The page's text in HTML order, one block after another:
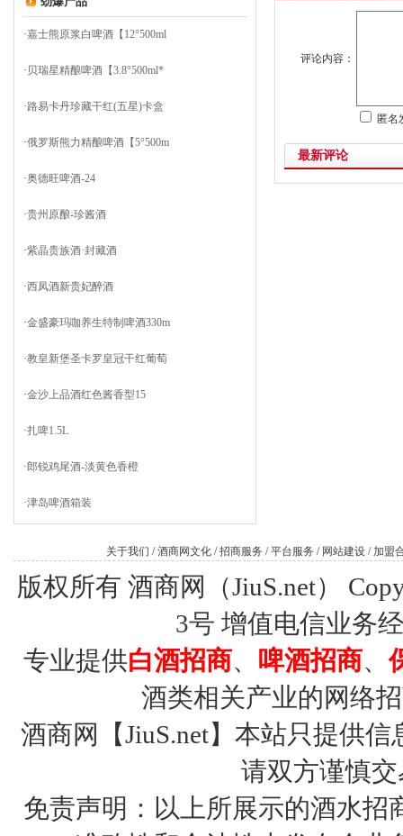
·嘉士熊原浆白啤酒【12°500ml
· 贝瑞星精酿啤酒【3.8°500ml*
·路易卡丹珍藏干红(五星)卡盒
·俄罗斯熊力精酿啤酒【5°500m
·奥德旺啤酒-24
·贵州原酿-珍酱酒
·紫晶贵族酒·封藏酒
·西凤酒新贵妃醉酒
·金盛豪玛咖养生特制啤酒330m
·教皇新堡圣卡罗皇冠干红葡萄
·金沙上品酒红色酱香型15
·扎啤1.5L
·郎锐鸡尾酒-淡黄色香橙
·津岛啤酒箱装
评论内容：
匿
最新评论
关于我们 /酒商网文化 /招商服务 /平台服务 / 网站建设 /加盟
版权所有 酒商网（JiuS.net）
3号 增值电信业务
专业提供白酒招商、 啤酒招商、
酒类相关产业的网络
酒商网【JiuS.net】本站只提供
请双方谨慎
免责声明：以上所展示的酒水